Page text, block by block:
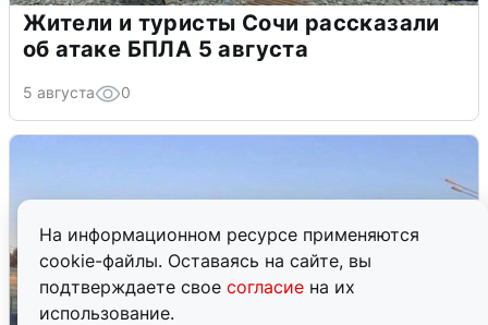
На информационном ресурсе применяются
cookie-файлы. Оставаясь на сайте, вы
подтверждаете свое согласие на их
использование.
Жители и туристы Сочи рассказали
об атаке БПЛА 5 августа
5 августа 0